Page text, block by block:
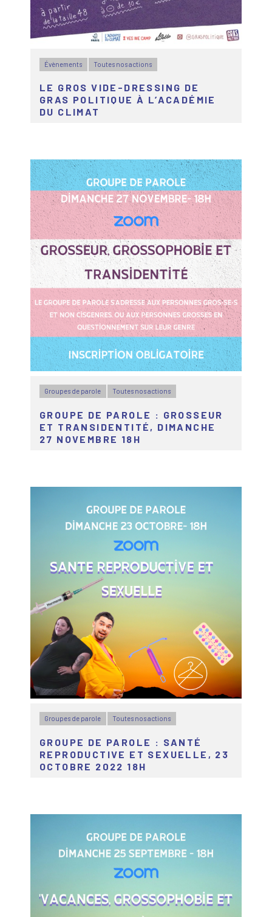
Évènements Toutes nos actions
LE GROS VIDE-DRESSING DE
GRAS POLITIQUE À L’ACADÉMIE
DU CLIMAT
Groupes de parole Toutes nos actions
GROUPE DE PAROLE : GROSSEUR
ET TRANSIDENTITÉ, DIMANCHE
27 NOVEMBRE 18H
Groupes de parole Toutes nos actions
GROUPE DE PAROLE : SANTÉ
REPRODUCTIVE ET SEXUELLE, 23
OCTOBRE 2022 18H